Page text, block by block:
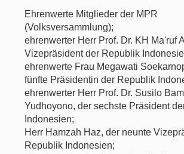
Ehrenwerte Mitglieder der MPR
(Volksversammlung);
ehrenwerter Herr Prof. Dr. KH Ma'ruf
Vizepräsident der Republik
ehrenwerte Frau Megawati
fünfte Präsidentin der Republik
ehrenwerter Herr Prof. Dr. Susilo
Yudhoyono, der sechste Präsident
Indonesien;
Herr Hamzah Haz, der neunte
Republik Indonesien;